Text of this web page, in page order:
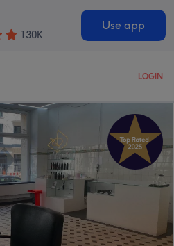
130K
Use app
LOGIN